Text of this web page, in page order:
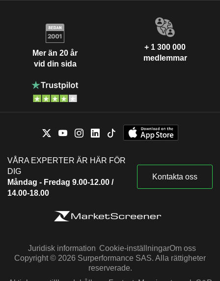
Mer än 20 år
vid din sida
+ 1 300 000
medlemmar
VÅRA EXPERTER ÄR HÄR FÖR
DIG
Måndag - Fredag 9.00-12.00 /
14.00-18.00
Kontakta oss
Juridisk information Cookie-inställningarOm oss
Copyright © 2026 Surperformance SAS. Alla rättigheter
reserverade.